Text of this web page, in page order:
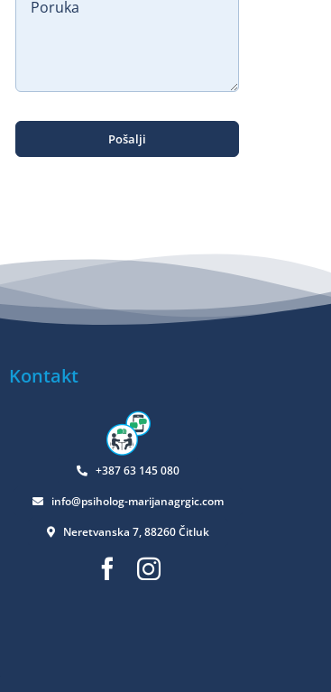
Pošalji
Kontakt
+387 63 145 080
info@psiholog-marijanagrgic.com
Neretvanska 7, 88260 Čitluk